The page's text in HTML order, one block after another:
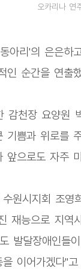
오카리나 연
아리'의 은은하
인 순간을 연출
감천장 요양원
기쁨과 위로를
앞으로도 자주
수원시지회 조
재능으로 지역
발달장애인들
이어가겠다"